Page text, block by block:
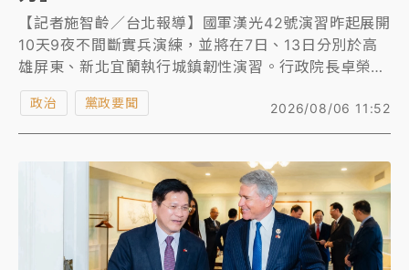
【記者施智齡／台北報導】國軍漢光42號演習昨起展開
10天9夜不間斷實兵演練，並將在7日、13日分別於高
雄屏東、新北宜蘭執行城鎮韌性演習。行政院長卓榮泰
今表示，8月10日及8月13日實施行動網路降速30分鐘
的演練，透過演習持續發掘問題、精進機制，將演訓成
果落實於平時整備及危機應變工作，全面提升政府的整
2026/08/06 11:52
政治 黨政要聞